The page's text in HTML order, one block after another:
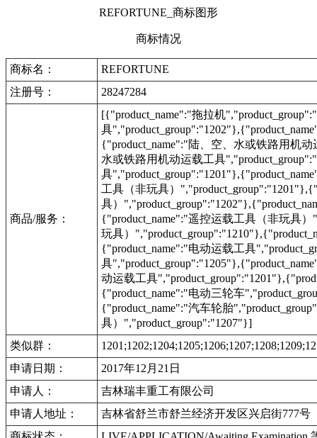
REFORTUNE_商标图形
商标情况
商标名：
REFORTUNE
注册号：
28247284
商品/服务：
[{"product_name":"拖拉机
具
{"product_name":"陆、空、水或铁路用机
水或铁路用机动运载工具
具
工具（非玩具）
具）
{"product_name":"遥控运载工具（非玩具
玩具）
{"product_name":"电动运载工具
具
动运载工具
{"product_name":"电动三轮车
{"product_name":"汽车轮胎
具）","product_group":"1207"}]
类似群：
申请日期：
2017年12月21日
申请人：
吉林瑞丰重工有限公司
申请人地址：
吉林省舒兰市舒兰经济开发区兴启街777号